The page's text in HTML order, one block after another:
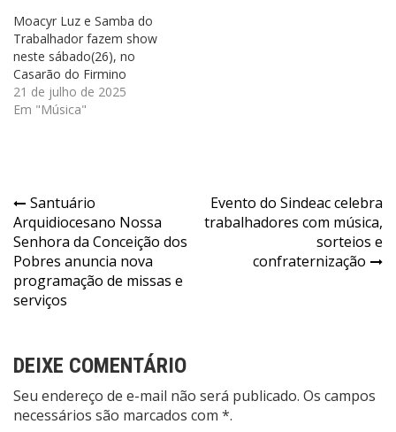
Moacyr Luz e Samba do
Trabalhador fazem show
neste sábado(26), no
Casarão do Firmino
21 de julho de 2025
Em "Música"
Navegação
de
Post
Santuário
Arquidiocesano Nossa
Senhora da Conceição dos
Pobres anuncia nova
programação de missas e
serviços
Evento do Sindeac celebra
trabalhadores com música,
sorteios e
confraternização
DEIXE COMENTÁRIO
Seu endereço de e-mail não será publicado. Os campos
necessários são marcados com *.